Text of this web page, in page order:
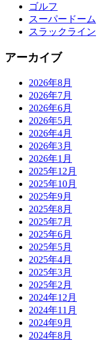
ゴルフ
スーパードーム
スラックライン
アーカイブ
2026年8月
2026年7月
2026年6月
2026年5月
2026年4月
2026年3月
2026年1月
2025年12月
2025年10月
2025年9月
2025年8月
2025年7月
2025年6月
2025年5月
2025年4月
2025年3月
2025年2月
2024年12月
2024年11月
2024年9月
2024年8月